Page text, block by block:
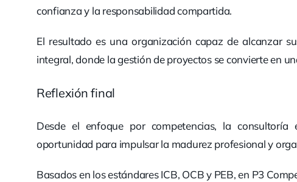
confianza y la responsabilidad compartida.
El resultado es una organización capaz de alcanzar
integral, donde la gestión de proyectos se convierte en
Reflexión final
Desde el enfoque por competencias, la
oportunidad para impulsar la madurez profesional y
Basados en los estándares ICB, OCB y PEB, en P3